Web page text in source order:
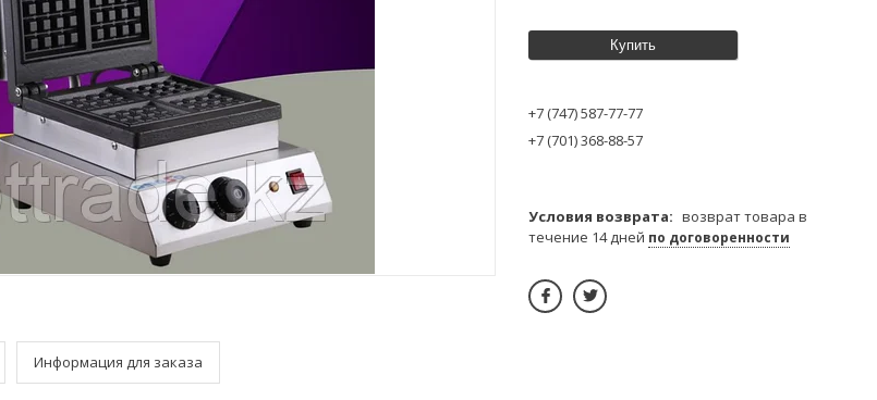
Информация для заказа
Купить
+7 (747) 587-77-77
+7 (701) 368-88-57
возврат товара в
течение 14 дней по договоренности